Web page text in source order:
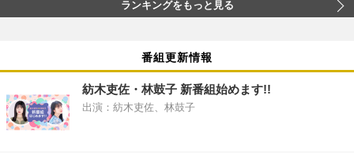
ランキングをもっと見る
番組更新情報
紡木吏佐・林鼓子 新番組始めます!!
出演：紡木吏佐、林鼓子